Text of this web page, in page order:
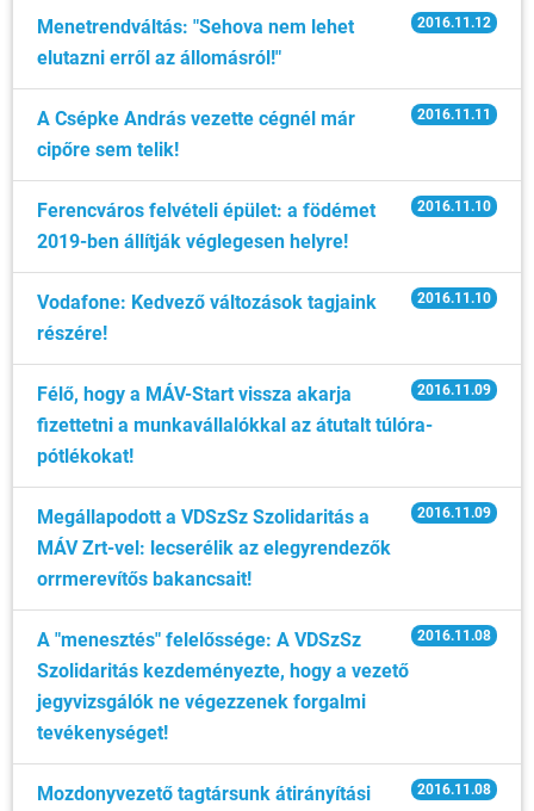
2016.11.12
Menetrendváltás: "Sehova nem lehet
elutazni erről az állomásról!"
2016.11.11
A Csépke András vezette cégnél már
cipőre sem telik!
2016.11.10
Ferencváros felvételi épület: a födémet
2019-ben állítják véglegesen helyre!
2016.11.10
Vodafone: Kedvező változások tagjaink
részére!
2016.11.09
Félő, hogy a MÁV-Start vissza akarja
fizettetni a munkavállalókkal az átutalt túlóra-
pótlékokat!
2016.11.09
Megállapodott a VDSzSz Szolidaritás a
MÁV Zrt-vel: lecserélik az elegyrendezők
orrmerevítős bakancsait!
2016.11.08
A "menesztés" felelőssége: A VDSzSz
Szolidaritás kezdeményezte, hogy a vezető
jegyvizsgálók ne végezzenek forgalmi
tevékenységet!
2016.11.08
Mozdonyvezető tagtársunk átirányítási